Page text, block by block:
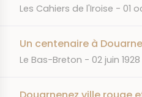
JOURNAL
Les Cahiers de l'Iroise DATE
01
Un centenaire à
JOURNAL
Le Bas-Breton DATE
02 juin 1928